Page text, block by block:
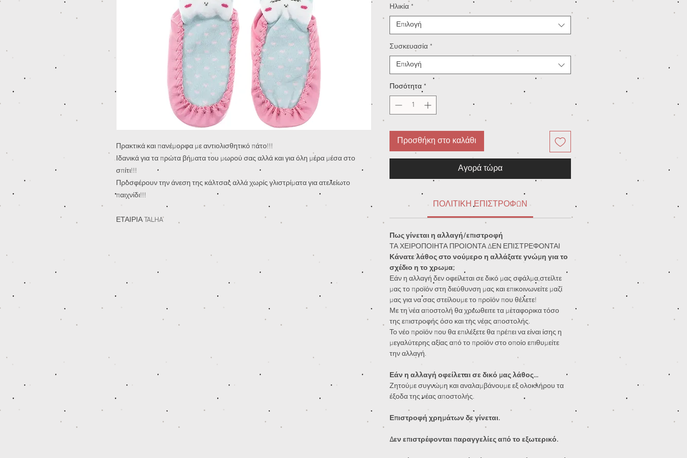
Πρακτικά και πανέμορφα με αντιολισθητικό πάτο!!!
Ιδανικά για τα πρώτα βήματα του μωρού σας αλλά και για όλη μέρα μέσα στο
σπίτι!!!
Προσφέρουν την άνεση της κάλτσας αλλά χωρίς γλιστρίματα για ατελείωτο
παιχνίδι!!!
ΕΤΑΙΡΙΑ TALHA
Ηλικία *
Επιλογή
Συσκευασία *
Επιλογή
Ποσότητα *
Προσθήκη στο καλάθι
Αγορά τώρα
ΠΟΛΙΤΙΚΗ ΕΠΙΣΤΡΟΦΩΝ
Πως γίνεται η αλλαγή/επιστροφή
ΤΑ ΧΕΙΡΟΠΟΙΗΤΑ ΠΡΟΙΟΝΤΑ ΔΕΝ ΕΠΙΣΤΡΕΦΟΝΤΑΙ
Κάνατε λάθος στο νούμερο η αλλάξατε γνώμη για το
σχέδιο η το χρωμα;
Εάν η αλλαγή δεν οφείλεται σε δικό μας σφάλμα,στείλτε
μας το προϊόν στη διεύθυνση μας και επικοινωνείτε μαζί
μας για να σας στείλουμε το προϊόν που θέλετε!
Με τη νέα αποστολή θα χρεωθειτε τα μεταφορικα τόσο
της επιστροφής όσο και της νέας αποστολής.
Το νέο προϊόν που θα επιλέξετε θα πρέπει να είναι ίσης η
μεγαλύτερης αξίας από το προϊόν στο οποίο επιθυμείτε
την αλλαγή.
Εάν η αλλαγή οφείλεται σε δικό μας λάθος...
Ζητούμε συγνώμη και αναλαμβάνουμε εξ ολοκλήρου τα
έξοδα της νέας αποστολής.
Επιστροφή χρημάτων δε γίνεται.
Δεν επιστρέφονται παραγγελίες από το εξωτερικό.